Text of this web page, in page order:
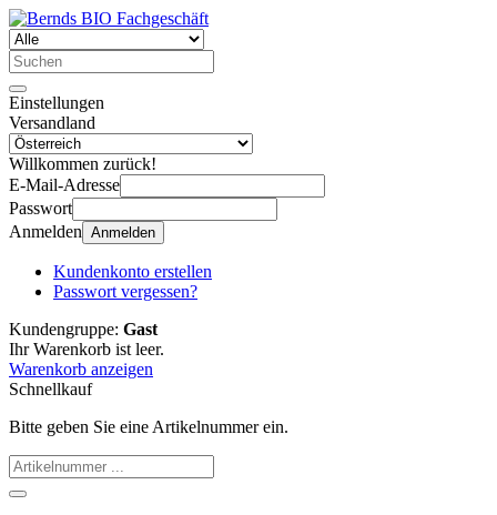
Einstellungen
Versandland
Willkommen zurück!
E-Mail-Adresse
Passwort
Anmelden Anmelden
Kundenkonto erstellen
Passwort vergessen?
Kundengruppe: Gast
Ihr Warenkorb ist leer.
Warenkorb anzeigen
Schnellkauf
Bitte geben Sie eine Artikelnummer ein.